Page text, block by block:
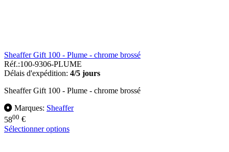
Sheaffer Gift 100 - Plume - chrome brossé
Réf.:100-9306-PLUME
Délais d'expédition: 4/5 jours
Sheaffer Gift 100 - Plume - chrome brossé
Marques: Sheaffer
5800 €
Sélectionner options